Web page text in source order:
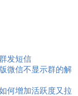
发短信
微信不显示群的解
何增加活跃度又拉